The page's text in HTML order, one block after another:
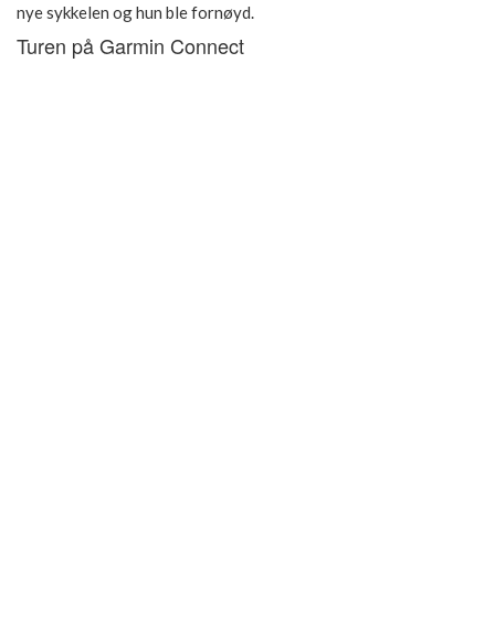
nye sykkelen og hun ble fornøyd.
Turen på Garmin Connect